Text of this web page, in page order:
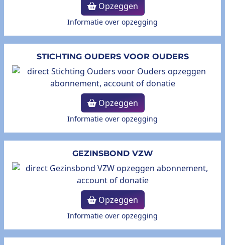
Opzeggen
Informatie over opzegging
STICHTING OUDERS VOOR OUDERS
Opzeggen
Informatie over opzegging
GEZINSBOND VZW
Opzeggen
Informatie over opzegging